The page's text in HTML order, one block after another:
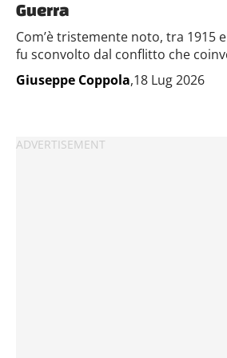
Guerra
Com’è tristemente noto, tra 1915
fu sconvolto dal conflitto che
Giuseppe Coppola,18 Lug 2026